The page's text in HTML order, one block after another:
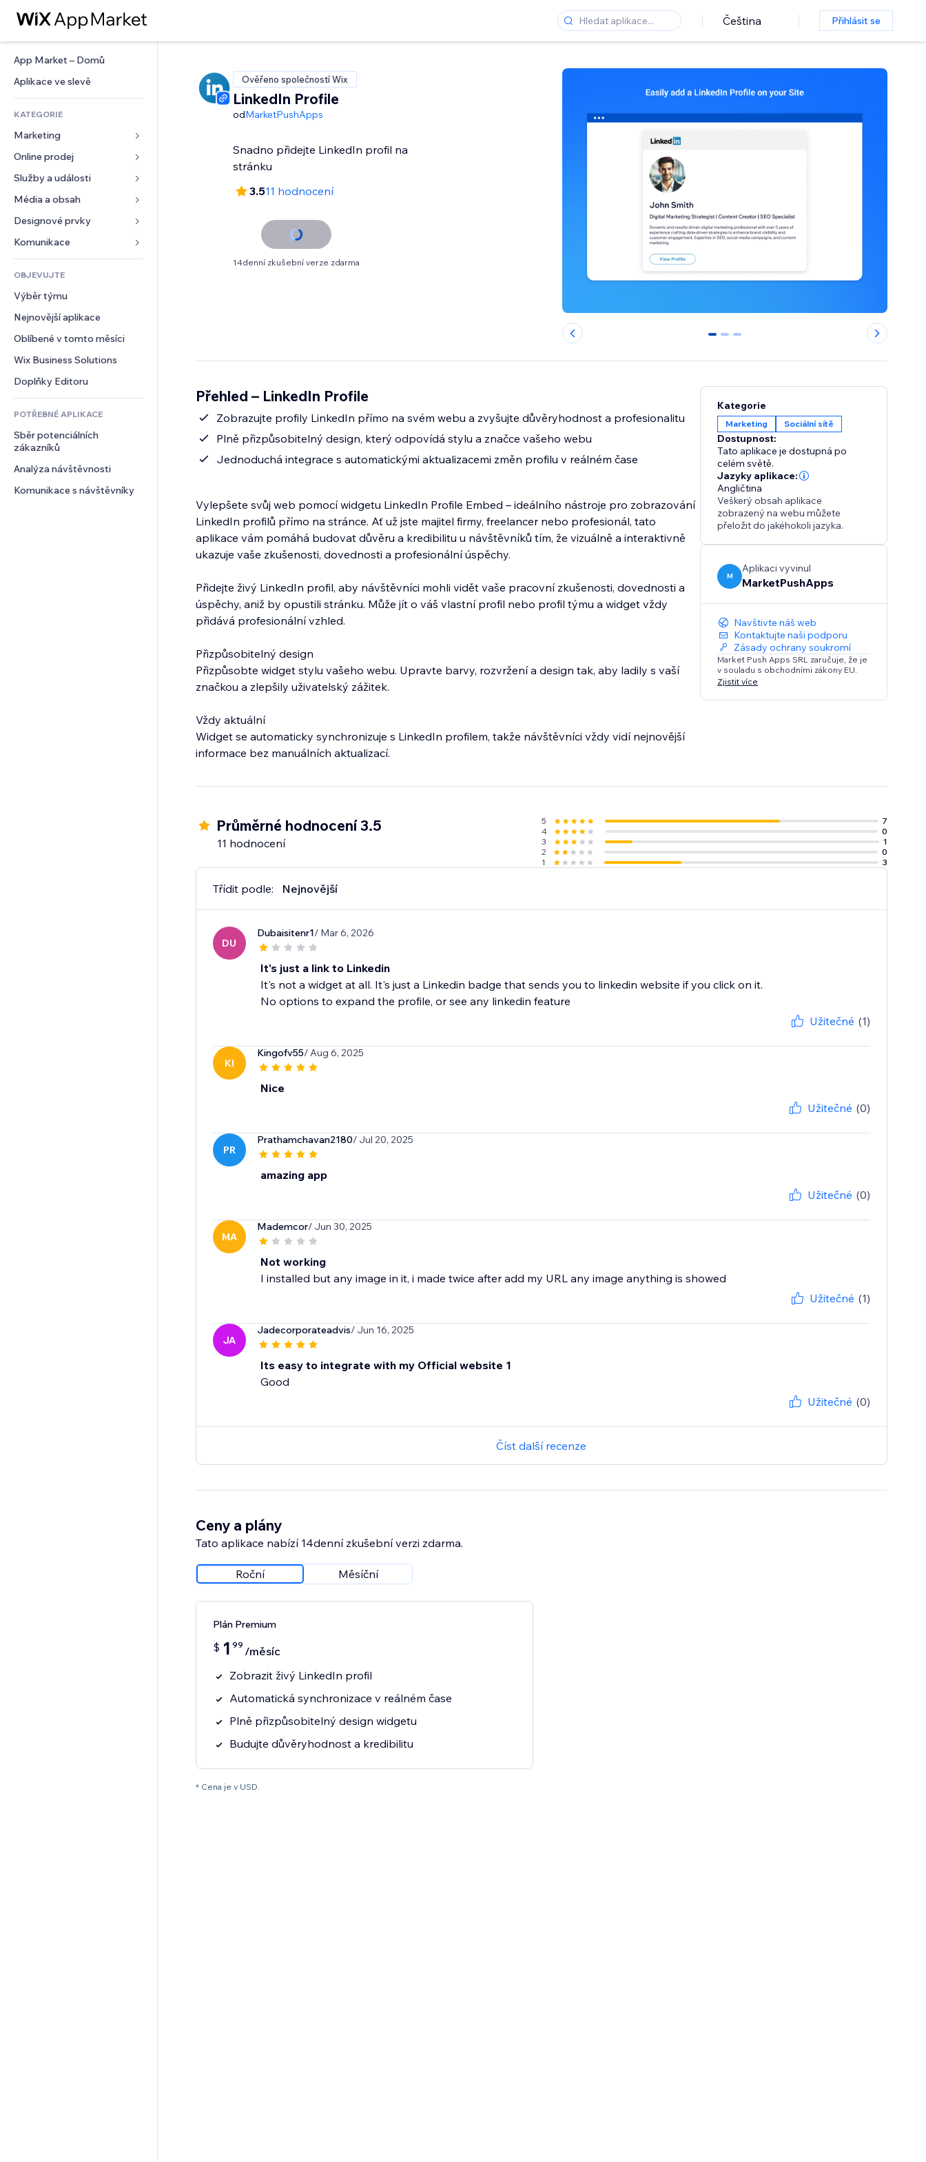
Čeština Přihlásit se
App Market – Domů
Aplikace ve slevě
KATEGORIE
Marketing
Reklamy
Mobilní zařízení
Analytika
Výpisy webu
E‑mail
Online prodej
Aplikace pro obchody
Doprava a doručení
Tlačítka pro prodej
Účetnictví
Kupóny a věrnostní programy
Skladování
Jídlo a nápoje
Služby a události
Ubytování
Události
Restaurace
Nemovitosti
Rezervace
Média a obsah
Galerie
Hudba
Podcasty
Fotografie
Video
PDF
Sdílení souborů
Novinky
Designové prvky
Mapy a navigace
Soukromí a bezpečnost
Hodiny
Šablony stránek
Efekty pro obrázky
Tlačítka a nabídky
Bannery a odznaky
Kalkulačky
Vyhledávání
Počasí
Tabulky a grafy
Formuláře
Ankety
Chat
Komentáře
Telefon
Komunita
Reference a recenze
CRM
OBJEVUJTE
Výběr týmu
Nejnovější aplikace
Oblíbené v tomto měsíci
Wix Business Solutions
Doplňky Editoru
POTŘEBNÉ APLIKACE
Sběr potenciálních
zákazníků
Analýza návštěvnosti
Komunikace s návštěvníky
Ověřeno společností Wix
LinkedIn Profile
odMarketPushApps
Snadno přidejte LinkedIn profil na
stránku
3.511 hodnocení
14denní zkušební verze zdarma
0 1 2
Přehled – LinkedIn Profile
Zobrazujte profily LinkedIn přímo na svém webu a zvyšujte důvěryhodnost a profesionalitu
Plně přizpůsobitelný design, který odpovídá stylu a značce vašeho webu
Jednoduchá integrace s automatickými aktualizacemi změn profilu v reálném čase
Vylepšete svůj web pomocí widgetu LinkedIn Profile Embed – ideálního nástroje pro zobrazování
LinkedIn profilů přímo na stránce. Ať už jste majitel firmy, freelancer nebo profesionál, tato
aplikace vám pomáhá budovat důvěru a kredibilitu u návštěvníků tím, že vizuálně a interaktivně
ukazuje vaše zkušenosti, dovednosti a profesionální úspěchy.
Přidejte živý LinkedIn profil, aby návštěvníci mohli vidět vaše pracovní zkušenosti, dovednosti a
úspěchy, aniž by opustili stránku. Může jít o váš vlastní profil nebo profil týmu a widget vždy
přidává profesionální vzhled.
Přizpůsobitelný design
Přizpůsobte widget stylu vašeho webu. Upravte barvy, rozvržení a design tak, aby ladily s vaší
značkou a zlepšily uživatelský zážitek.
Vždy aktuální
Widget se automaticky synchronizuje s LinkedIn profilem, takže návštěvníci vždy vidí nejnovější
informace bez manuálních aktualizací.
Kategorie
Marketing Sociální sítě
Dostupnost:
Tato aplikace je dostupná po
celém světě.
Jazyky aplikace:
Angličtina
Veškerý obsah aplikace
zobrazený na webu můžete
přeložit do jakéhokoli jazyka.
M
Aplikaci vyvinul
MarketPushApps
Navštivte náš web
Kontaktujte naši podporu
Zásady ochrany soukromí
Market Push Apps SRL zaručuje, že je
v souladu s obchodními zákony EU.
Zjistit více
Průměrné hodnocení 3.5
11 hodnocení
5
7
4
0
3
1
2
0
1
3
Třídit podle: Nejnovější
DU
Dubaisitenr1/ Mar 6, 2026
It's just a link to Linkedin
It's not a widget at all. It's just a Linkedin badge that sends you to linkedin website if you click on it.
No options to expand the profile, or see any linkedin feature
Užitečné (1)
KI
Kingofv55/ Aug 6, 2025
Nice
Užitečné (0)
PR
Prathamchavan2180/ Jul 20, 2025
amazing app
Užitečné (0)
MA
Mademcor/ Jun 30, 2025
Not working
I installed but any image in it, i made twice after add my URL any image anything is showed
Užitečné (1)
JA
Jadecorporateadvis/ Jun 16, 2025
Its easy to integrate with my Official website 1
Good
Užitečné (0)
Číst další recenze
Ceny a plány
Tato aplikace nabízí 14denní zkušební verzi zdarma.
Roční Měsíční
Plán Premium
$ 1 99 /měsíc
Zobrazit živý LinkedIn profil
Automatická synchronizace v reálném čase
Plně přizpůsobitelný design widgetu
Budujte důvěryhodnost a kredibilitu
* Cena je v USD.